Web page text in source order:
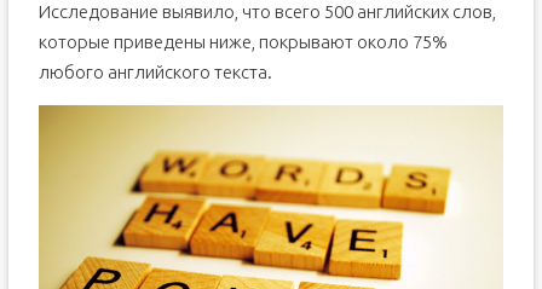
Исследование выявило, что всего 500 английских слов,
которые приведены ниже, покрывают около 75%
любого английского текста.